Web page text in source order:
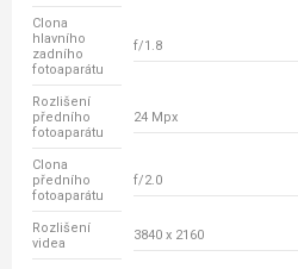
Clona
hlavního
zadního
fotoaparátu
f/1.8
Rozlišení
předního
fotoaparátu
24 Mpx
Clona
předního
fotoaparátu
f/2.0
Rozlišení
videa
3840 x 2160